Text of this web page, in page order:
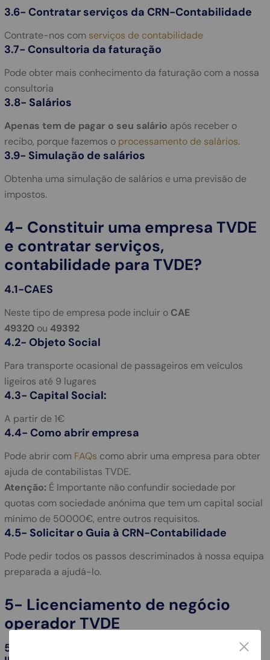
3.6- Contratar serviços da CRN-Contabilidade
Contrate-nos com serviços de contabilidade
3.7- Consultoria da faturação
Pode obter mais conhecimento da faturação com a nossa
consultoria
3.8- Salários
Apenas tem de pagar o seu salário após receber o
recibo, porque fazemos o processamento de salários.
3.9- Simulação de salários
Obtenha uma simulação de salários e uma previsão de
impostos.
4- Constituir uma empresa TVDE
e contratar serviços,
contabilidade para TVDE?
4.1-CAES
Neste tipo de empresa pode incluir o CAE
49320 ou 49392
4.2- Objeto Social
Para transporte ocasional de passageiros em veículos
ligeiros até 9 lugares
4.3- Capital Social:
A partir de 1€
4.4- Como abrir empresa
Pode abrir com FAQs como abrir uma empresa para obter
ajuda de contabilistas TVDE.
Atenção: É Importante não confundir sociedade por
quotas com sociedade anónima que tem um capital social
mínimo de 50000€, entre outros requisitos.
4.5- Solicitar o Guia à CRN-Contabilidade
Pode pedir todos os passos descriminados à nossa equipa
preparada a ajudá-lo.
5- Licenciamento de negócio
operador TVDE
5.1- As informações solicitadas no formuláriodo